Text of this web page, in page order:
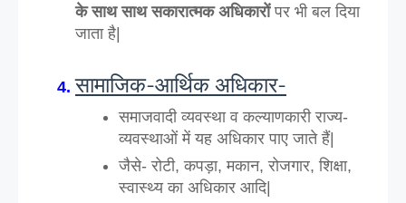
के साथ साथ सकारात्मक अधिकारों पर भी बल दिया
जाता है|
सामाजिक-आर्थिक अधिकार-
समाजवादी व्यवस्था व कल्याणकारी राज्य-
व्यवस्थाओं में यह अधिकार पाए जाते हैं|
जैसे- रोटी, कपड़ा, मकान, रोजगार, शिक्षा,
स्वास्थ्य का अधिकार आदि|